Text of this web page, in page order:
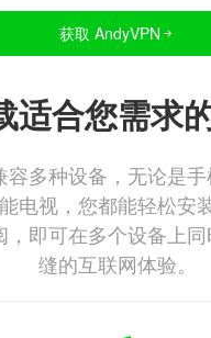
获取 AndyVPN
适合您需求
容多种设备，无论是
电视，您都能轻松安
，即可在多个设备上
缝的互联网体验。